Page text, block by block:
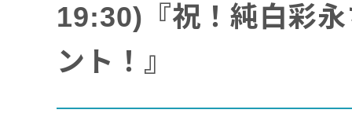
19:30)『祝！純白彩
ント！』